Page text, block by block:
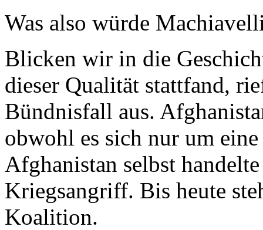
Was also würde
Blicken wir in die
dieser Qualität stattfand,
Bündnisfall aus.
obwohl es sich nur um
Afghanistan selbst
Kriegsangriff. Bis heute
Koalition.